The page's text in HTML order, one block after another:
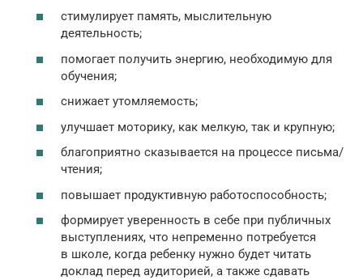
стимулирует память, мыслительную
деятельность;
помогает получить энергию, необходимую для
обучения;
снижает утомляемость;
улучшает моторику, как мелкую, так и крупную;
благоприятно сказывается на процессе письма/
чтения;
повышает продуктивную работоспособность;
формирует уверенность в себе при публичных
выступлениях, что непременно потребуется
в школе, когда ребенку нужно будет читать
доклад перед аудиторией, а также сдавать